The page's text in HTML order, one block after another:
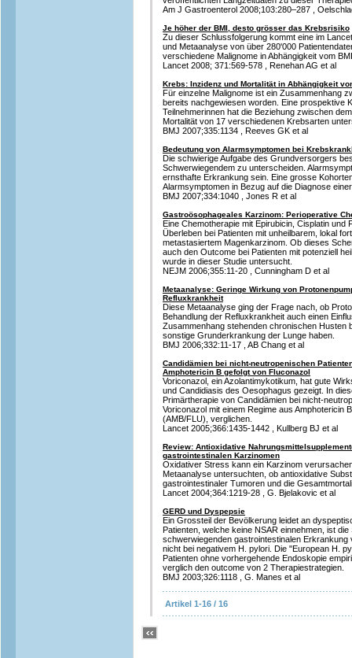
Am J Gastroenterol 2008;103:280–287 ,
Je höher der BMI, desto grösser das Krebsrisiko
Zu dieser Schlussfolgerung kommt eine im
und Metaanalyse von über 280'000
verschiedene Malignome in Abhängigkeit vom
Lancet 2008; 371:569-578 , Renehan AG et al
Krebs: Inzidenz und Mortalität in Abhängigkeit
Für einzelne Malignome ist ein Zusammenhang
bereits nachgewiesen worden. Eine prospektive
Teilnehmerinnen hat die Beziehung zwischen
Mortalität von 17 verschiedenen Krebsarten
BMJ 2007;335:1134 , Reeves GK et al
Bedeutung von Alarmsymptomen bei
Die schwierige Aufgabe des Grundversorgers
Schwerwiegendem zu unterscheiden.
ernsthafte Erkrankung sein. Eine grosse
Alarmsymptomen in Bezug auf die Diagnose
BMJ 2007;334:1040 , Jones R et al
Gastroösophageales Karzinom: Perioperative
Eine Chemotherapie mit Epirubicin, Cisplatin
Überleben bei Patienten mit unheilbarem, lokal
metastasiertem Magenkarzinom. Ob dieses
auch den Outcome bei Patienten mit potenziell
wurde in dieser Studie untersucht.
NEJM 2006;355:11-20 , Cunningham D et al
Metaanalyse: Geringe Wirkung von
Refluxkrankheit
Diese Metaanalyse ging der Frage nach, ob
Behandlung der Refluxkrankheit auch einen
Zusammenhang stehenden chronischen Husten
sonstige Grunderkrankung der Lunge haben.
BMJ 2006;332:11-17 , AB Chang et al
Candidämien bei nicht-neutropenischen
Amphotericin B gefolgt von Fluconazol
Voriconazol, ein Azolantimykotikum, hat gute
und Candidiasis des Oesophagus gezeigt. In
Primärtherapie von Candidämien bei nicht-
Voriconazol mit einem Regime aus Amphotericin
(AMB/FLU), verglichen.
Lancet 2005;366:1435-1442 , Kullberg BJ et al
Review: Antioxidative
gastrointestinalen Karzinomen
Oxidativer Stress kann ein Karzinom
Metaanalyse untersuchten, ob antioxidative
gastrointestinaler Tumoren und die
Lancet 2004;364:1219-28 , G. Bjelakovic et al
GERD und Dyspepsie
Ein Grossteil der Bevölkerung leidet an
Patienten, welche keine NSAR einnehmen, ist
schwerwiegenden gastrointestinalen
nicht bei negativem H. pylori. Die "European H.
Patienten ohne vorhergehende Endoskopie
verglich den outcome von 2 Therapiestrategien.
BMJ 2003;326:1118 , G. Manes et al
Artikel 1-16 / 16